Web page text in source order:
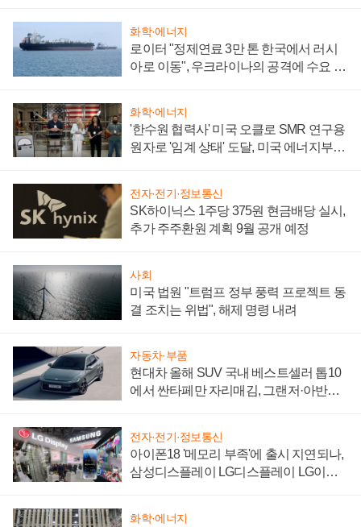
화학·에너지
로이터 "정제연료 3만 톤 한국에서 러시
아로 이동", 우크라이나의 공격에 수요 늘
화학·에너지
'한수원 협력사' 미국 오클로 SMR 연구용
원자로 '임계 상태' 도달, 미국 에너지부
전자·전기·정보통신
SK하이닉스 1주당 375원 현금배당 실시,
추가 주주환원 계획 9월 공개 예정
사회
미국 법원 "트럼프 정부 풍력 프로젝트 동
결 조치는 위법", 해제 명령 내려
자동차·부품
현대차 올해 SUV 국내 베스트셀러 톱10
에서 싼타페만 자리매김, 그랜저·아반떼
전자·전기·정보통신
아이폰18 '메모리 부족'에 출시 지연되나,
삼성디스플레이 LG디스플레이 LG이노
화학·에너지